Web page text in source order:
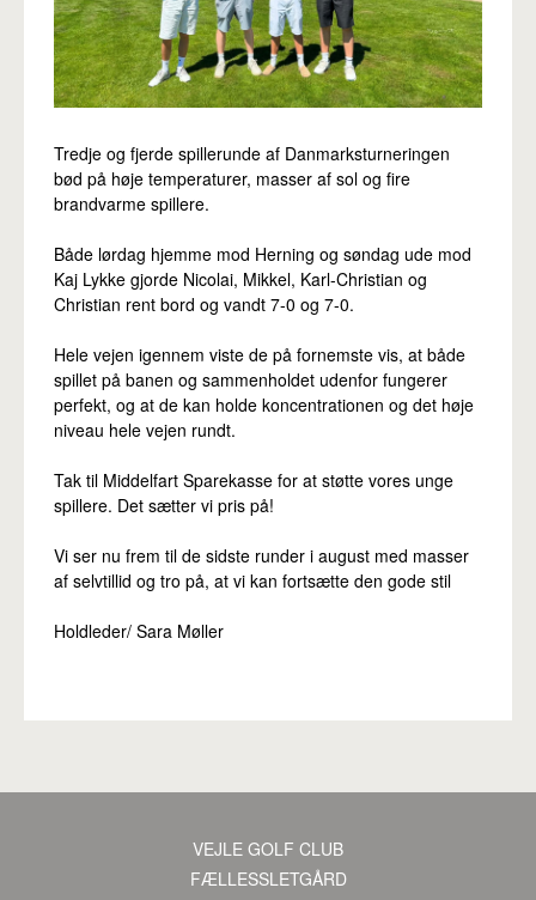
Tredje og fjerde spillerunde af Danmarksturneringen
bød på høje temperaturer, masser af sol og fire
brandvarme spillere.
Både lørdag hjemme mod Herning og søndag ude mod
Kaj Lykke gjorde Nicolai, Mikkel, Karl-Christian og
Christian rent bord og vandt 7-0 og 7-0.
Hele vejen igennem viste de på fornemste vis, at både
spillet på banen og sammenholdet udenfor fungerer
perfekt, og at de kan holde koncentrationen og det høje
niveau hele vejen rundt.
Tak til Middelfart Sparekasse for at støtte vores unge
spillere. Det sætter vi pris på!
Vi ser nu frem til de sidste runder i august med masser
af selvtillid og tro på, at vi kan fortsætte den gode stil
Holdleder/ Sara Møller
VEJLE GOLF CLUB
FÆLLESSLETGÅRD